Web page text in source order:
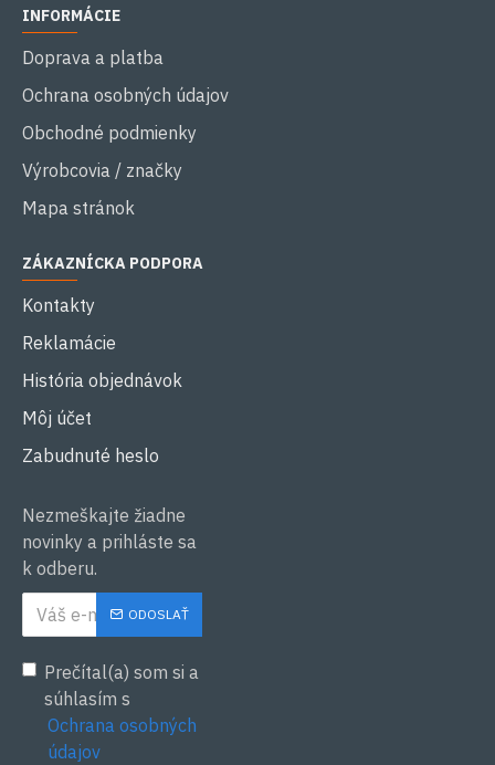
INFORMÁCIE
Doprava a platba
Ochrana osobných údajov
Obchodné podmienky
Výrobcovia / značky
Mapa stránok
ZÁKAZNÍCKA PODPORA
Kontakty
Reklamácie
História objednávok
Môj účet
Zabudnuté heslo
Nezmeškajte žiadne
novinky a prihláste sa
k odberu.
ODOSLAŤ
Prečítal(a) som si a
súhlasím s
Ochrana osobných
údajov